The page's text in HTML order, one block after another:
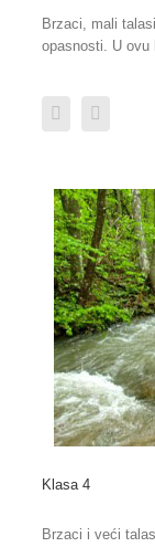
Brzaci, mali
opasnosti. U ovu
Klasa 4
Brzaci i veći